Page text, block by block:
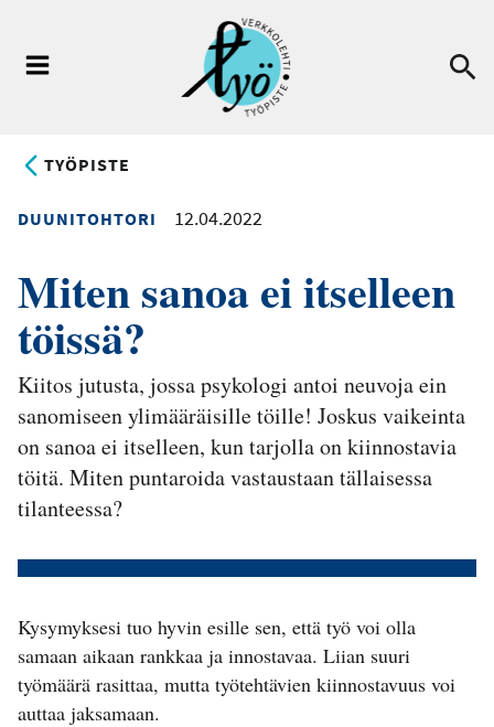
pääsisältöön
TYÖPISTE
DUUNITOHTORI 12.04.2022
Miten sanoa ei itselleen
töissä?
Kiitos jutusta, jossa psykologi antoi neuvoja ein
sanomiseen ylimääräisille töille! Joskus vaikeinta
on sanoa ei itselleen, kun tarjolla on kiinnostavia
töitä. Miten puntaroida vastaustaan tällaisessa
tilanteessa?
Kysymyksesi tuo hyvin esille sen, että työ voi olla
samaan aikaan rankkaa ja innostavaa. Liian suuri
työmäärä rasittaa, mutta työtehtävien kiinnostavuus voi
auttaa jaksamaan.